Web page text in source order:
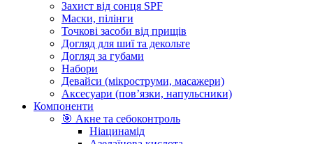
Захист від сонця SPF
Маски, пілінги
Точкові засоби від прищів
Догляд для шиї та декольте
Догляд за губами
Набори
Девайси (мікроструми, масажери)
Аксесуари (повʼязки, напульсники)
Компоненти
🎯 Акне та себоконтроль
Ніацинамід